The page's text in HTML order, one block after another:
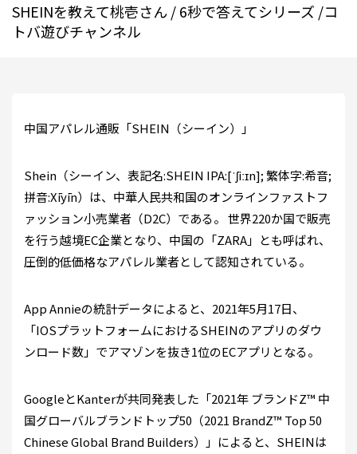
SHEINを教えて桃壱さん / 6秒で答えてシリーズ /コ
トバ遊びチャンネル
中国アパレル通販「SHEIN（シーイン）」
Shein（シーイン、表記名:SHEIN IPA:[ˈʃiːɪn]; 繁体字:希音;
拼音:Xīyīn）は、中華人民共和国のオンラインファストフ
ァッション小売業者（D2C）である。 世界220か国で販売
を行う越境EC企業となり、中国の「ZARA」とも呼ばれ、
圧倒的低価格なアパレル業者として認知されている。
App Annieの統計データによると、2021年5月17日、
「IOSプラットフォームにおけるSHEINのアプリのダウ
ンロード数」でアマゾンを抜き1位のECアプリとなる。
GoogleとKanterが共同発表した「2021年 ブランドZ™ 中
国グローバルブランドトップ50（2021 BrandZ™ Top 50
Chinese Global Brand Builders）」によると、SHEINは